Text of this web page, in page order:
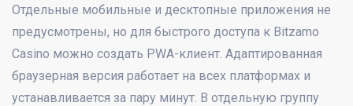
Отдельные мобильные и десктопные приложения не
предусмотрены, но для быстрого доступа к Bitzamo
Casino можно создать PWA-клиент. Адаптированная
браузерная версия работает на всех платформах и
устанавливается за пару минут. В отдельную группу